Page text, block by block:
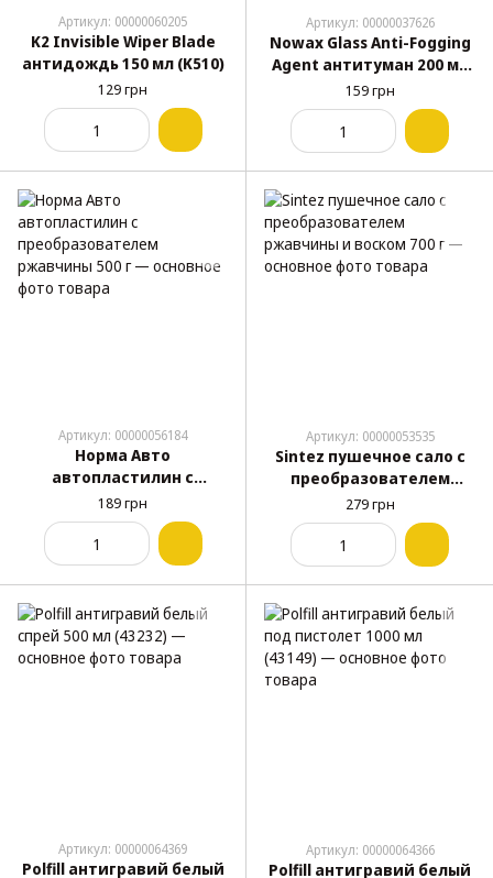
Артикул: 00000060205
K2 Invisible Wiper Blade
антидождь 150 мл (K510)
129 грн
Артикул: 00000037626
Nowax Glass Anti-Fogging
Agent антитуман 200 мл
(NX20007)
159 грн
Артикул: 00000056184
Норма Авто
автопластилин с
преобразователем
ржавчины 500 г
189 грн
Артикул: 00000053535
Sintez пушечное сало с
преобразователем
ржавчины и воском 700 г
279 грн
Артикул: 00000064369
Polfill антигравий белый
Артикул: 00000064366
Polfill антигравий белый